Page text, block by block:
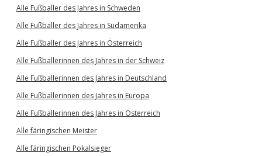
Alle Fußballer des Jahres in Schweden
Alle Fußballer des Jahres in Südamerika
Alle Fußballer des Jahres in Österreich
Alle Fußballerinnen des Jahres in der Schweiz
Alle Fußballerinnen des Jahres in Deutschland
Alle Fußballerinnen des Jahres in Europa
Alle Fußballerinnen des Jahres in Österreich
Alle färingischen Meister
Alle färingischen Pokalsieger